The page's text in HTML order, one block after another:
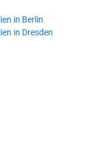
in Berlin
in Dresden